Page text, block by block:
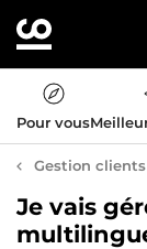
Pour vous
Gestion clients
Je vais